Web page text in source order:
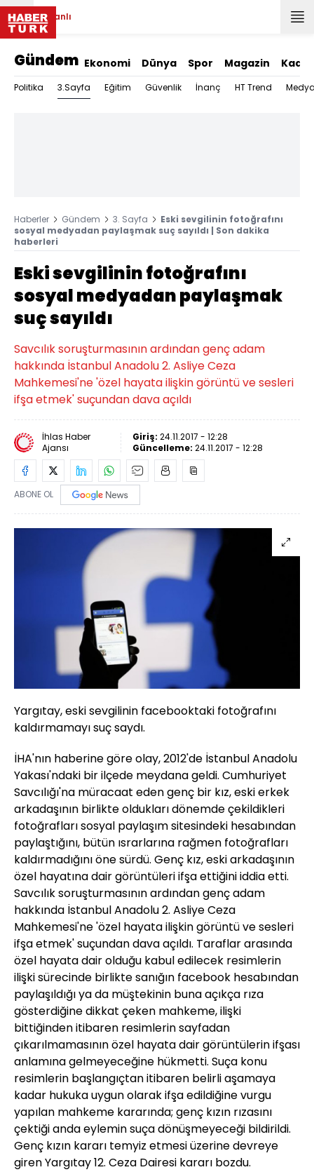
Canlı
Gündem Ekonomi Dünya Spor Magazin Kadın
Politika 3.Sayfa Eğitim Güvenlik İnanç HT Trend
Haberler Gündem 3. Sayfa
Eski sevgilinin fotoğrafını
sosyal medyadan paylaşmak suç sayıldı | Son dakika
haberleri
Eski sevgilinin fotoğrafını
sosyal medyadan paylaşmak
suç sayıldı
Savcılık soruşturmasının ardından genç adam
hakkında İstanbul Anadolu 2. Asliye Ceza
Mahkemesi'ne 'özel hayata ilişkin görüntü ve sesleri
ifşa etmek' suçundan dava açıldı
İhlas Haber
Ajansı
Giriş: 24.11.2017 - 12:28
Güncelleme: 24.11.2017 - 12:28
ABONE OL
Yargıtay, eski sevgilinin facebooktaki fotoğrafını
kaldırmamayı suç saydı.
İHA'nın haberine göre olay, 2012'de İstanbul Anadolu
Yakası'ndaki bir ilçede meydana geldi. Cumhuriyet
Savcılığı'na müracaat eden genç bir kız, eski erkek
arkadaşının birlikte oldukları dönemde çekildikleri
fotoğrafları sosyal paylaşım sitesindeki hesabından
paylaştığını, bütün ısrarlarına rağmen fotoğrafları
kaldırmadığını öne sürdü. Genç kız, eski arkadaşının
özel hayatına dair görüntüleri ifşa ettiğini iddia etti.
Savcılık soruşturmasının ardından genç adam
hakkında İstanbul Anadolu 2. Asliye Ceza
Mahkemesi'ne 'özel hayata ilişkin görüntü ve sesleri
ifşa etmek' suçundan dava açıldı. Taraflar arasında
özel hayata dair olduğu kabul edilecek resimlerin
ilişki sürecinde birlikte sanığın facebook hesabından
paylaşıldığı ya da müştekinin buna açıkça rıza
gösterdiğine dikkat çeken mahkeme, ilişki
bittiğinden itibaren resimlerin sayfadan
çıkarılmamasının özel hayata dair görüntülerin ifşası
anlamına gelmeyeceğine hükmetti. Suça konu
resimlerin başlangıçtan itibaren belirli aşamaya
kadar hukuka uygun olarak ifşa edildiğine vurgu
yapılan mahkeme kararında; genç kızın rızasını
çektiği anda eylemin suça dönüşmeyeceği bildirildi.
Genç kızın kararı temyiz etmesi üzerine devreye
giren Yargıtay 12. Ceza Dairesi kararı bozdu.